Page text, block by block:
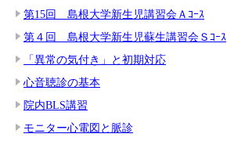
第15回 島根大学新生児講習会Ａｺｰｽ
第４回 島根大学新生児蘇生講習会Ｓｺｰｽ
「異常の気付き」と初期対応
心音聴診の基本
院内BLS講習
モニター心電図と脈診